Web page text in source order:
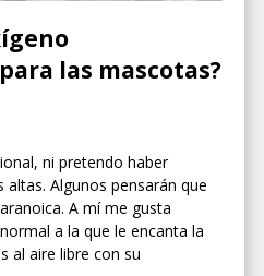
las mascotas?
ni pretendo haber
Algunos pensarán que
A mí me gusta
a la que le encanta la
al aire libre con su